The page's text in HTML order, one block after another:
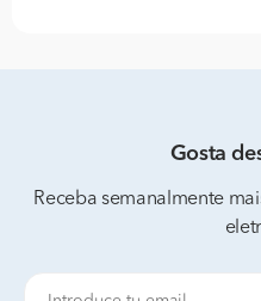
Gosta
Receba semanalmente